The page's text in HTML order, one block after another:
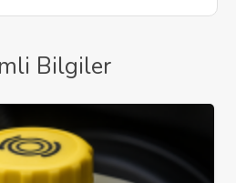
Bilgiler